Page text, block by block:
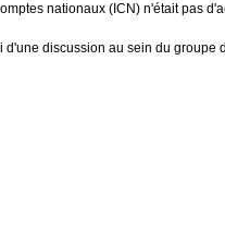
nationaux (ICN) n'était pas
discussion au sein du groupe